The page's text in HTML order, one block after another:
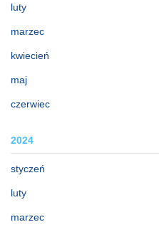
luty
marzec
kwiecień
maj
czerwiec
2024
styczeń
luty
marzec